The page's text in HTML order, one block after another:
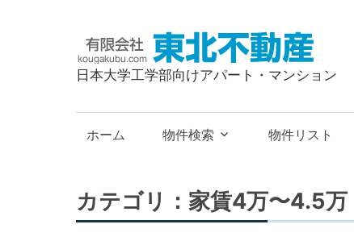
限
社
東
動
産
日本大学工学部向けアパート・マンション
ホーム 物件検索 物件リスト
カテゴリ：家賃4万〜4.5万